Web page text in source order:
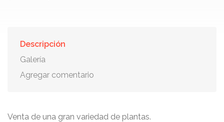
Descripción
Galería
Agregar comentario
Venta de una gran variedad de plantas.